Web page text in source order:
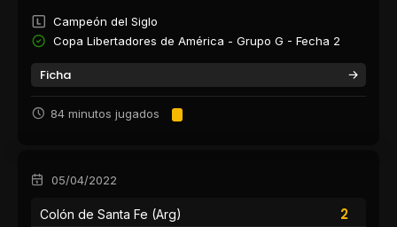
Campeón del Siglo
Copa Libertadores de América - Grupo G - Fecha 2
Ficha
84 minutos jugados
05/04/2022
Colón de Santa Fe (Arg)
2